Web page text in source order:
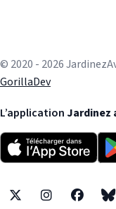
© 2020 - 2026
GorillaDev
L’application Jardinez
X InstagramFacebook